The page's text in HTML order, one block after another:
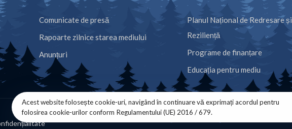
Comunicate de presă
Rapoarte zilnice starea mediului
Anunțuri
Planul Național de Redresare și
Reziliență
Programe de finanțare
Educația pentru mediu
Acest website folosește cookie-uri, navigând în continuare vă exprimați acordul pentru
folosirea cookie-urilor conform Regulamentului (UE) 2016 / 679.